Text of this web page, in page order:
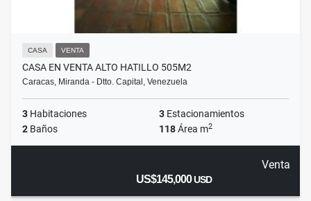
CASA VENTA
CASA EN VENTA ALTO HATILLO 505M2
Caracas, Miranda - Dtto. Capital, Venezuela
3 Habitaciones 3 Estacionamientos
2 Baños 118Área m2
Venta
US$145,000USD